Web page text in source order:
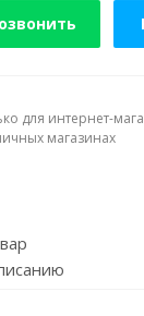
для интернет-
магазинах